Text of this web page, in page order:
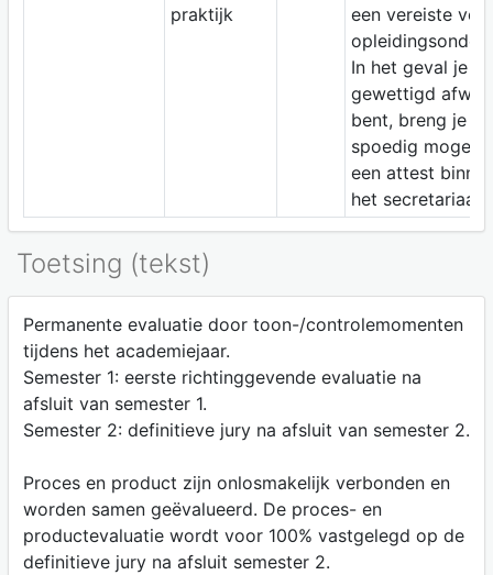
praktijk
een vereiste
In het geval je
gewettigd
bent, breng je zo
spoedig mogelijk
een attest
het secretariaat.
Toetsing (tekst)
Permanente evaluatie door toon-/controlemomenten
tijdens het academiejaar.
Semester 1: eerste richtinggevende evaluatie na
afsluit van semester 1.
Semester 2: definitieve jury na afsluit van semester 2.
Proces en product zijn onlosmakelijk verbonden en
worden samen geëvalueerd. De proces- en
productevaluatie wordt voor 100% vastgelegd op de
definitieve jury na afsluit semester 2.